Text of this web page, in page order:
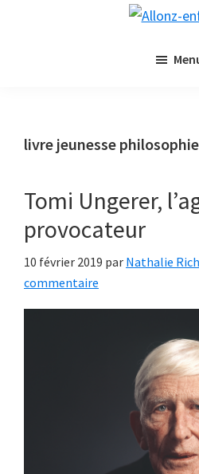
de
Riché
livre jeunesse philosophie
Tomi Ungerer,
provocateur
10 février 2019 par Nathalie
commentaire